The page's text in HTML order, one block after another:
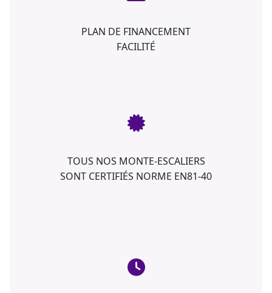
PLAN DE FINANCEMENT
FACILITÉ
TOUS NOS MONTE-ESCALIERS
SONT CERTIFIÉS NORME EN81-40